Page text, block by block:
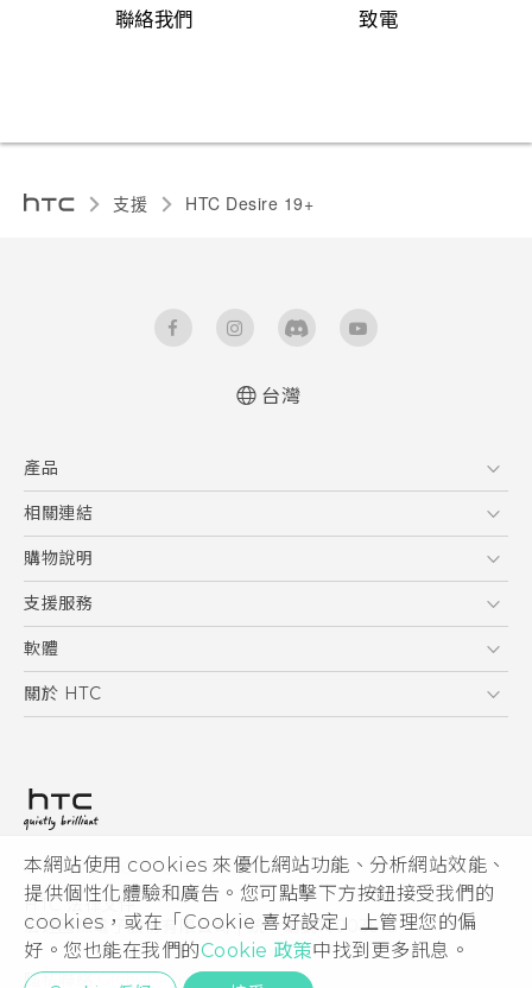
本網站使用 cookies 來優化網站功能、分析網站效能、
提供個性化體驗和廣告。您可點擊下方按鈕接受我們的
cookies，或在「Cookie 喜好設定」上管理您的偏
好。您也能在我們的Cookie 政策中找到更多訊息。
聯絡我們 致電
支援 ‎HTC Desire 19+‎‎
User manual
台灣
產品
5G
智慧型手機
配件
相關連結
HTC Research
購物說明
購物須知
訂單管理
付款方式
支援服務
到府收送維修服務
服務中心資訊
客戶服務佈告欄
軟體
應用程式
HTC Sync Manager
關於 HTC
投資人
隱私權政策
產品安全性
Cookie
© 2011-2026 HTC Corporation
HTC 法律文件
宏達國際電子股份有限公司 | 統一編號16003518
隱私聯絡: Global-Privacy@htc.com